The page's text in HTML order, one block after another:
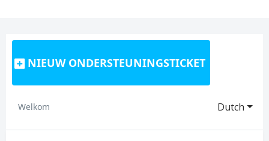
NIEUW ONDERSTEUNINGSTICKET
Dutch
Welkom